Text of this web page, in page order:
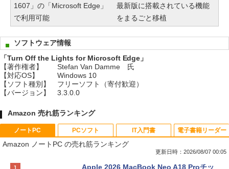
1607」の「Microsoft Edge」
で利用可能
最新版に搭載されている機能
をまるごと移植
ソフトウェア情報
「Turn Off the Lights for Microsoft Edge」
【著作権者】
Stefan Van Damme 氏
【対応OS】
Windows 10
【ソフト種別】
フリーソフト（寄付歓迎）
【バージョン】
3.3.0.0
Amazon 売れ筋ランキング
ノートPC
Amazon ノートPC の売れ筋ランキング
更新日時：2026/08/07 00:05
Apple 2026 MacBook Neo A18 Proチッ
PCソフト IT入門書 電子書籍リーダー